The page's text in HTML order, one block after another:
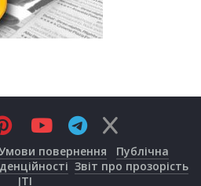
повернення
Публічна
Звіт про прозорість
JTI